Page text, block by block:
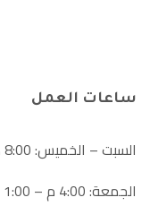
ساعات العمل
السبت – الخميس: 8:00 ص – 1:00 ص
الجمعة: 4:00 م – 1:00 ص